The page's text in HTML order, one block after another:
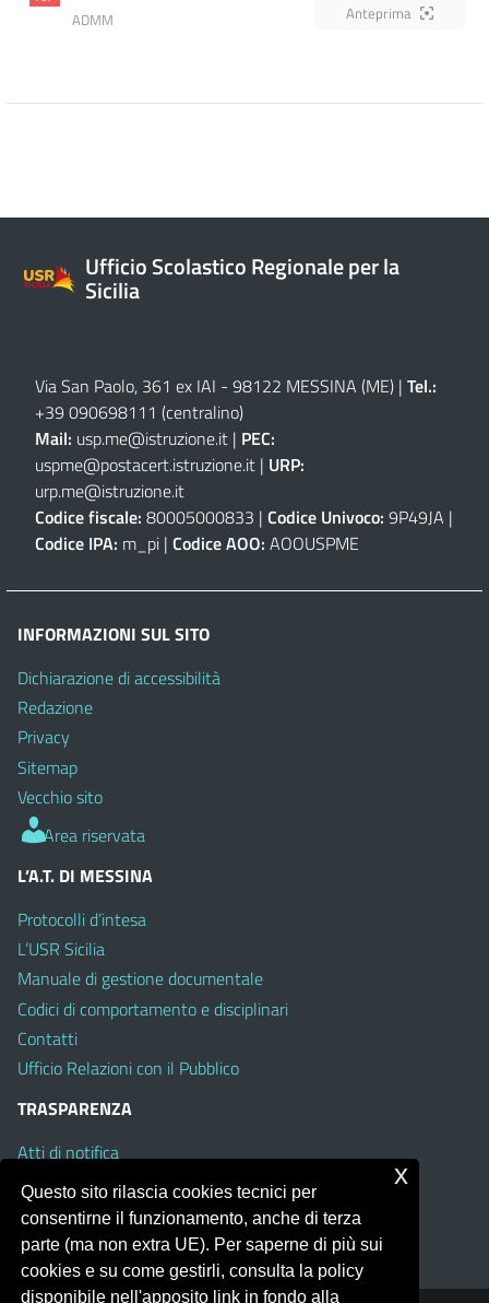
ADMM
Anteprima
Ufficio Scolastico Regionale per la
Sicilia
Via San Paolo, 361 ex IAI - 98122 MESSINA (ME) | Tel.:
+39 090698111 (centralino)
Mail: usp.me@istruzione.it | PEC:
uspme@postacert.istruzione.it | URP:
urp.me@istruzione.it
Codice fiscale: 80005000833 | Codice Univoco: 9P49JA |
Codice IPA: m_pi | Codice AOO: AOOUSPME
INFORMAZIONI SUL SITO
Dichiarazione di accessibilità
Redazione
Privacy
Sitemap
Vecchio sito
Area riservata
L’A.T. DI MESSINA
Protocolli d’intesa
L’USR Sicilia
Manuale di gestione documentale
Codici di comportamento e disciplinari
Contatti
Ufficio Relazioni con il Pubblico
TRASPARENZA
Atti di notifica
Albo on line
Amministrazione Trasparente
Obiettivi di Accessibilità
Questo sito rilascia cookies tecnici per
consentirne il funzionamento, anche di terza
parte (ma non extra UE). Per saperne di più sui
cookies e su come gestirli, consulta la policy
disponibile nell'apposito link in fondo alla
x